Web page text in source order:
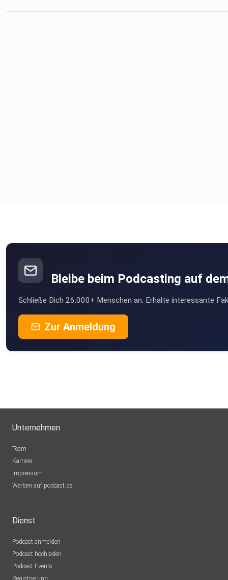
Bleibe beim Podcasting auf
Schließe Dich 26.000+ Menschen an. Erhalte interessante
Zur Anmeldung
Unternehmen
Team
Karriere
Impressum
Werben auf podcast.de
Dienst
Podcast anmelden
Podcast hochladen
Podcast-Events
Registrierung